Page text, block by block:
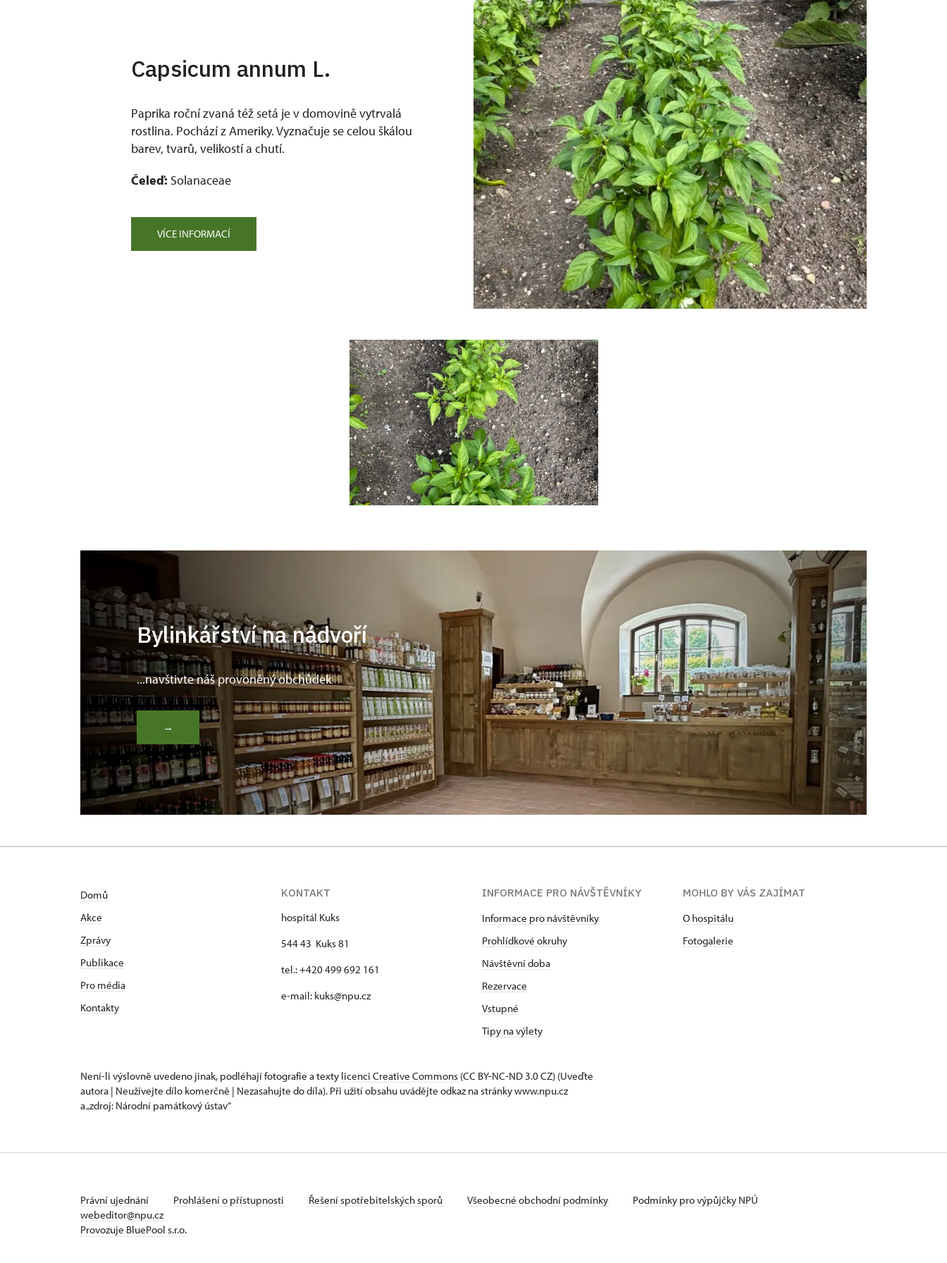
Capsicum annum L.
Paprika roční zvaná též setá je v domovině vytrvalá
rostlina. Pochází z Ameriky. Vyznačuje se celou škálou
barev, tvarů, velikostí a chutí.
Čeleď: Solanaceae
VÍCE INFORMACÍ
Bylinkářství na nádvoří
...navštivte náš provoněný obchůdek
→
Domů
Akce
Zprávy
Publikace
Pro média
Kontakty
KONTAKT
hospitál Kuks
544 43 Kuks 81
tel.: +420 499 692 161
e-mail: kuks@npu.cz
INFORMACE PRO NÁVŠTĚVNÍKY
Informace pro návštěvníky
Prohlídkové okruhy
Návštěvní doba
Rezervace
Vstupné
Tipy na výlety
MOHLO BY VÁS ZAJÍMAT
O hospitálu
Fotogalerie
Není-li výslovně uvedeno jinak, podléhají fotografie a texty licenci Creative Commons (CC BY-NC-ND 3.0 CZ) (Uveďte
autora | Neužívejte dílo komerčně | Nezasahujte do díla). Při užití obsahu uvádějte odkaz na stránky www.npu.cz
a „zdroj: Národní památkový ústav“
Právní ujednání Prohlášení o přístupnosti Řešení spotřebitelských sporů Všeobecné obchodní podmínky
Podmínky pro výpůjčky NPÚ
webeditor@npu.cz
Provozuje BluePool s.r.o.